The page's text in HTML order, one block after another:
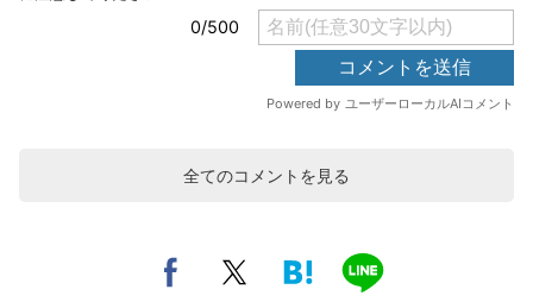
全てのコメントを見る